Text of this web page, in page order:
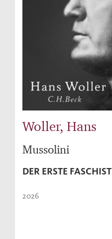
Woller, Hans
Mussolini
DER ERSTE FASCHIST
2026